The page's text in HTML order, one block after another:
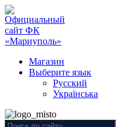
Магазин
Выберите язык
Русский
Українська